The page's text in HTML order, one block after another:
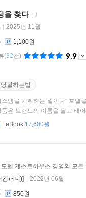
을 찾다
2025년 11월
1,100원
(32건) 9.9
잘하는법
템을 기획하는 일이다” 호
은 브랜드의 이름을 달고 태
eBook 17,600원
모텔 게스트하우스 경영의 모든
컴퍼니)] 2022년 06월
850원